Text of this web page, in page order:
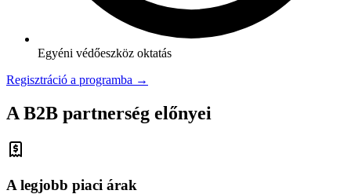
Egyéni védőeszköz oktatás
Regisztráció a programba →
A B2B partnerség előnyei
A legjobb piaci árak